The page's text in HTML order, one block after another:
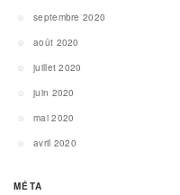
septembre 2020
août 2020
juillet 2020
juin 2020
mai 2020
avril 2020
MÉTA